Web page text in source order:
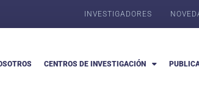
INVESTIGADORES
CENTROS DE INVESTIGACIÓN